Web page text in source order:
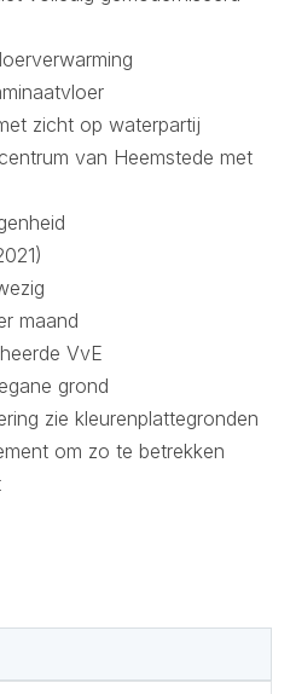
zicht op waterpartij
van Heemstede met
maand
VvE
grond
zie kleurenplattegronden
om zo te betrekken